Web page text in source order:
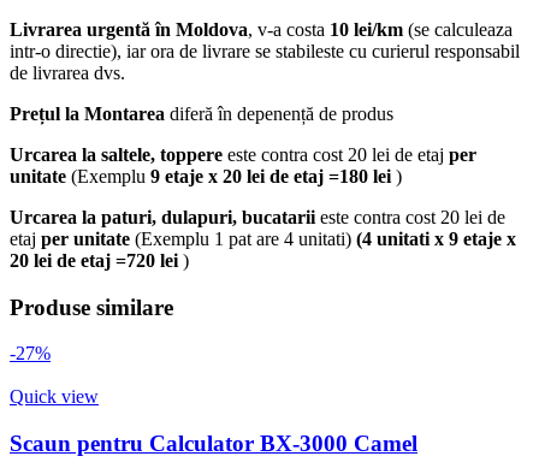
Livrarea urgentă în Moldova, v-a costa 10 lei/km (se calculeaza
intr-o directie), iar ora de livrare se stabileste cu curierul responsabil
de livrarea dvs.
Prețul la Montarea diferă în depenență de produs
Urcarea la saltele, toppere este contra cost 20 lei de etaj per
unitate (Exemplu 9 etaje x 20 lei de etaj =180 lei )
Urcarea la paturi, dulapuri, bucatarii este contra cost 20 lei de
etaj per unitate (Exemplu 1 pat are 4 unitati) (4 unitati x 9 etaje x
20 lei de etaj =720 lei )
Produse similare
-27%
Quick view
Scaun pentru Calculator BX-3000 Camel